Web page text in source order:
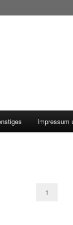
Impressum
1